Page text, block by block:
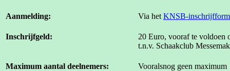
Aanmelding: Via het KNSB-
Inschrijfgeld:
20 Euro, vooraf te
t.n.v. Schaakclub
Maximum aantal deelnemers: Vooralsnog geen maximum